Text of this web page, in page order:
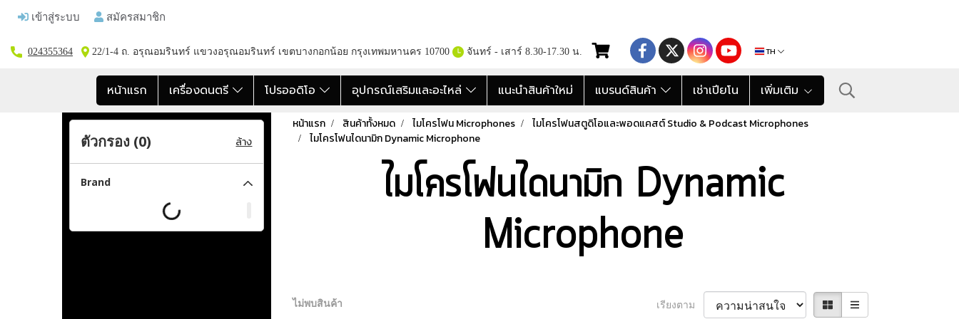
เข้าสู่ระบบ สมัครสมาชิก
024355364 22/1-4 ถ. อรุณอมรินทร์ แขวงอรุณอมรินทร์ เขตบางกอกน้อย กรุงเทพมหานคร 10700 จันทร์ - เสาร์ 8.30-17.30 น. TH
หน้าแรก เครื่องดนตรี โปรออดิโอ อุปกรณ์เสริมและอะไหล่ แนะนำสินค้าใหม่ แบรนด์สินค้า เช่าเปียโน เพิ่มเติม
หน้าแรก สินค้าทั้งหมด ไมโครโฟน Microphones
ไมโครโฟนสตูดิโอและพอดแคสต์ Studio & Podcast Microphones
ไมโครโฟนไดนามิก Dynamic Microphone
ไมโครโฟนไดนามิก Dynamic
Microphone
ไม่พบสินค้า เรียงตาม
ตัวกรอง (0) ล้าง
Brand